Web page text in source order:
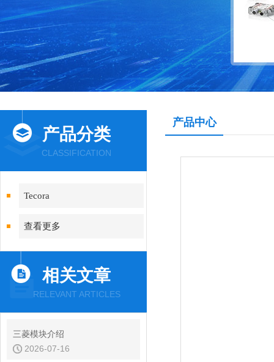
产品分类
CLASSIFICATION
Tecora
查看更多
相关文章
RELEVANT ARTICLES
三菱模块介绍
2026-07-16
产品中心